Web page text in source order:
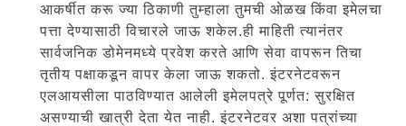
आकर्षीत करू ज्या ठिकाणी तुम्हाला तुमची ओळख किंवा इमेलचा
पत्ता देण्यासाठी विचारले जाऊ शकेल.ही माहिती त्यानंतर
सार्वजनिक डोमेनमध्ये प्रवेश करते आणि सेवा वापरून तिचा
तृतीय पक्षाकडून वापर केला जाऊ शकतो. इंटरनेटवरून
एलआयसीला पाठविण्यात आलेली इमेलपत्रे पूर्णत: सुरक्षित
असण्याची खात्री देता येत नाही. इंटरनेटवर अशा पत्रांच्या